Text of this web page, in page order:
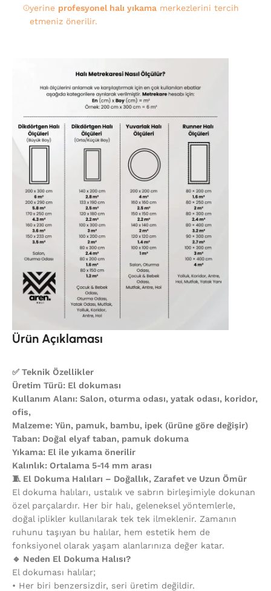
yerine profesyonel halı yıkamamerkezlerini tercih
etmeniz önerilir.
Ürün Açıklaması
✅ Teknik Özellikler
Üretim Türü: El dokuması
Kullanım Alanı: Salon, oturma odası, yatak odası, koridor,
ofis,
Malzeme: Yün, pamuk, bambu, ipek (ürüne göre değişir)
Taban: Doğal elyaf taban, pamuk dokuma
Yıkama: El ile yıkama önerilir
Kalınlık: Ortalama 5-14 mm arası
🧵 El Dokuma Halıları – Doğallık, Zarafet ve Uzun Ömür
El dokuma halıları, ustalık ve sabrın birleşimiyle dokunan
özel parçalardır. Her bir halı, geleneksel yöntemlerle,
doğal iplikler kullanılarak tek tek ilmeklenir. Zamanın
ruhunu taşıyan bu halılar, hem estetik hem de
fonksiyonel olarak yaşam alanlarınıza değer katar.
🔹 Neden El Dokuma Halısı?
El dokuması halılar;
•⁠ ⁠Her biri benzersizdir, seri üretim değildir.